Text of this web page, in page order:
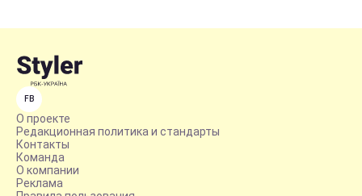
FB
О проекте
Редакционная политика и стандарты
Контакты
Команда
О компании
Реклама